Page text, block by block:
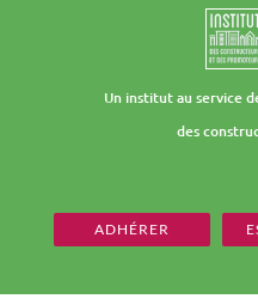
Un institut au service
des
ADHÉRER